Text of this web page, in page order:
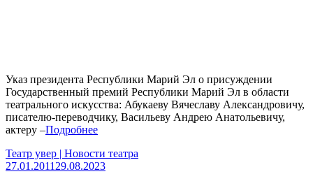
Указ президента Республики Марий Эл о присуждении
Государственный премий Республики Марий Эл в области
театрального искусства: Абукаеву Вячеславу Александровичу,
писателю-переводчику, Васильеву Андрею Анатольевичу,
актеру –Подробнее
Театр увер | Новости театра
27.01.2011 29.08.2023